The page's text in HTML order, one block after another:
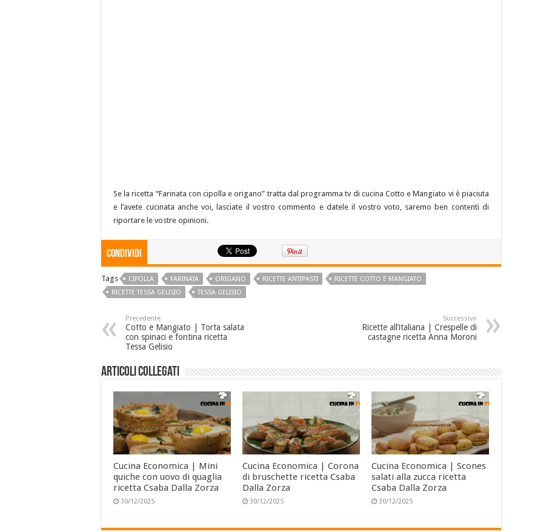
Se la ricetta “Farinata con cipolla e origano” tratta dal programma tv di cucina Cotto e Mangiato vi è piaciuta
e l’avete cucinata anche voi, lasciate il vostro commento e datele il vostro voto, saremo ben contenti di
riportare le vostre opinioni.
Condividi
Tags CIPOLLA FARINATA ORIGANO RICETTE ANTIPASTI
RICETTE COTTO E MANGIATO
RICETTE TESSA GELISIO
TESSA GELISIO
Precedente
Cotto e Mangiato | Torta salata
con spinaci e fontina ricetta
Tessa Gelisio
Successivo
Ricette all’italiana | Crespelle di
castagne ricetta Anna Moroni
Articoli collegati
Cucina Economica | Mini
quiche con uovo di quaglia
ricetta Csaba Dalla Zorza
30/12/2025
Cucina Economica | Corona
di bruschette ricetta Csaba
Dalla Zorza
30/12/2025
Cucina Economica | Scones
salati alla zucca ricetta
Csaba Dalla Zorza
30/12/2025